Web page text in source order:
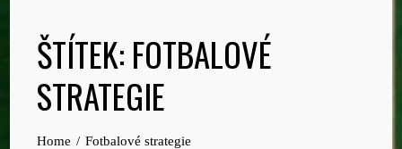
ŠTÍTEK: FOTBALOVÉ
STRATEGIE
Home Fotbalové strategie